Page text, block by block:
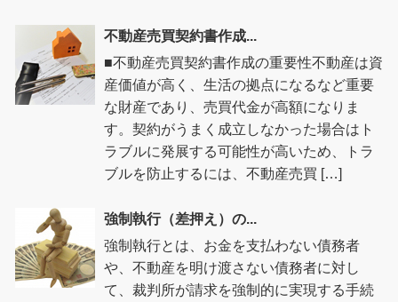
不動産売買契約書作成...
■不動産売買契約書作成の重要性不動産は資
産価値が高く、生活の拠点になるなど重要
な財産であり、売買代金が高額になりま
す。契約がうまく成立しなかった場合はト
ラブルに発展する可能性が高いため、トラ
ブルを防止するには、不動産売買 […]
強制執行（差押え）の...
強制執行とは、お金を支払わない債務者
や、不動産を明け渡さない債務者に対し
て、裁判所が請求を強制的に実現する手続